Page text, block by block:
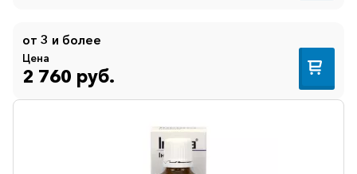
от 3 и более
Цена
2 760 руб.